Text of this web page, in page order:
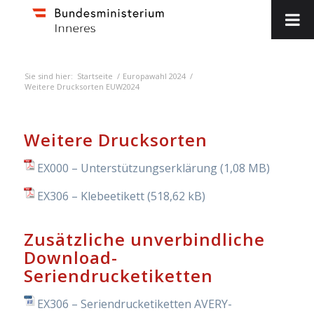
Sie sind hier: Startseite / Europawahl 2024 /
Weitere Drucksorten EUW2024
Weitere Drucksorten
EX000 – Unterstützungserklärung
EX306 – Klebeetikett
Zusätzliche unverbindliche
Download-
Seriendrucketiketten
EX306 – Seriendrucketiketten AVERY-